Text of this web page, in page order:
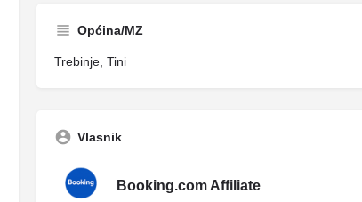
Općina/MZ
Trebinje, Tini
Vlasnik
Booking.com Affiliate